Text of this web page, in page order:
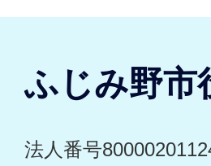
ふじみ野市
法人番号